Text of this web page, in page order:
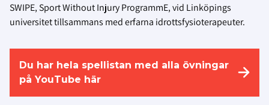
SWIPE, Sport Without Injury ProgrammE, vid Linköpings
universitet tillsammans med erfarna idrottsfysioterapeuter.
Du har hela spellistan med alla övningar
på YouTube här